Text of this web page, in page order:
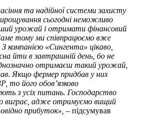
та надійної системи захисту
сьогодні неможливо
урожай і отримати фінансовий
тому ми співпрацюємо вже
компанією «Сингента» цікаво,
йти в завтрашній день, бо не
отримаєш такий урожай,
Якщо фермер придбав у них
то його обов’язково
з усіх питань. Господарство
виграє, адже отримуємо вищий
прибуток», – підсумував